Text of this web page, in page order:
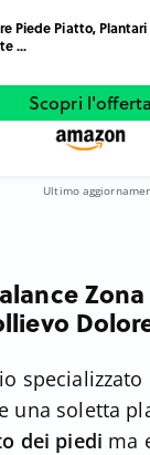
Piede Piatto,
...
Scopri l'offerta
Ultimo
una soletta
dei piedi ma